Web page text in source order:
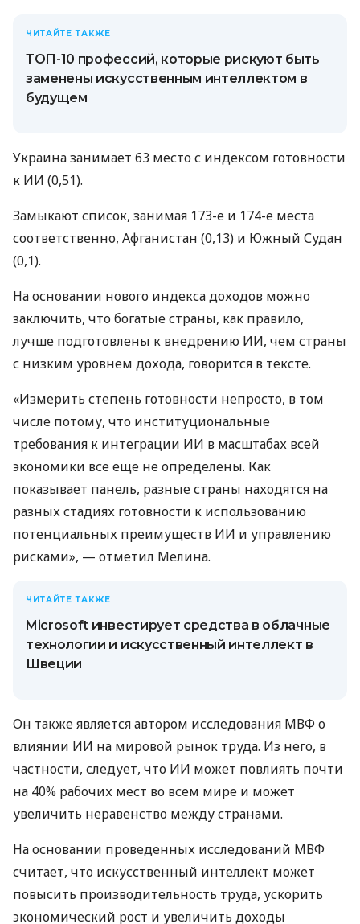
ЧИТАЙТЕ ТАКЖЕ
ТОП-10 профессий, которые рискуют быть
заменены искусственным интеллектом в
будущем
Украина занимает 63 место с индексом готовности
к ИИ (0,51).
Замыкают список, занимая 173-е и 174-е места
соответственно, Афганистан (0,13) и Южный Судан
(0,1).
На основании нового индекса доходов можно
заключить, что богатые страны, как правило,
лучше подготовлены к внедрению ИИ, чем страны
с низким уровнем дохода, говорится в тексте.
«Измерить степень готовности непросто, в том
числе потому, что институциональные
требования к интеграции ИИ в масштабах всей
экономики все еще не определены. Как
показывает панель, разные страны находятся на
разных стадиях готовности к использованию
потенциальных преимуществ ИИ и управлению
рисками», — отметил Мелина.
ЧИТАЙТЕ ТАКЖЕ
Microsoft инвестирует средства в облачные
технологии и искусственный интеллект в
Швеции
Он также является автором исследования МВФ о
влиянии ИИ на мировой рынок труда. Из него, в
частности, следует, что ИИ может повлиять почти
на 40% рабочих мест во всем мире и может
увеличить неравенство между странами.
На основании проведенных исследований МВФ
считает, что искусственный интеллект может
повысить производительность труда, ускорить
экономический рост и увеличить доходы